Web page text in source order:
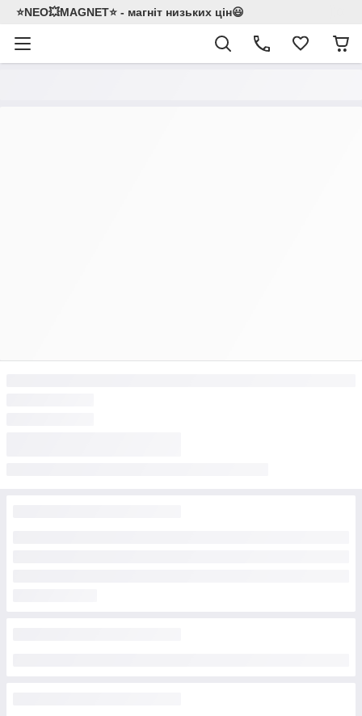
⭐NEO💥MAGNET⭐ - магніт низьких цін😃